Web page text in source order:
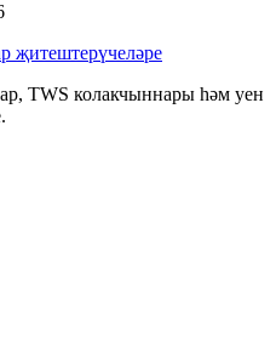
TWS колакчыннары һәм уен